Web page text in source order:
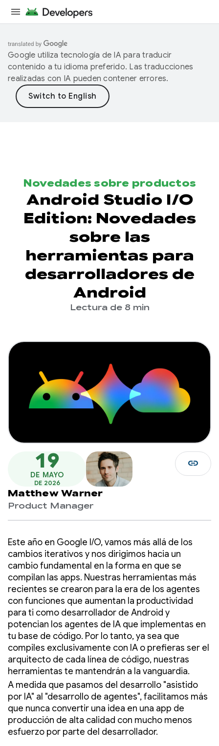
Google utiliza tecnología de IA para traducir
contenido a tu idioma preferido. Las traducciones
realizadas con IA pueden contener errores.
Novedades sobre productos
Android Studio I/O
Edition: Novedades
sobre las
herramientas para
desarrolladores de
Android
Lectura de 8 min
19
DE MAYO
DE 2026
Matthew Warner
Product Manager
link
Este año en Google I/O, vamos más allá de los
cambios iterativos y nos dirigimos hacia un
cambio fundamental en la forma en que se
compilan las apps. Nuestras herramientas más
recientes se crearon para la era de los agentes
con funciones que aumentan la productividad
para ti como desarrollador de Android y
potencian los agentes de IA que implementas en
tu base de código. Por lo tanto, ya sea que
compiles exclusivamente con IA o prefieras ser el
arquitecto de cada línea de código, nuestras
herramientas te mantendrán a la vanguardia.
A medida que pasamos del desarrollo "asistido
por IA" al "desarrollo de agentes", facilitamos más
que nunca convertir una idea en una app de
producción de alta calidad con mucho menos
esfuerzo por parte del desarrollador.